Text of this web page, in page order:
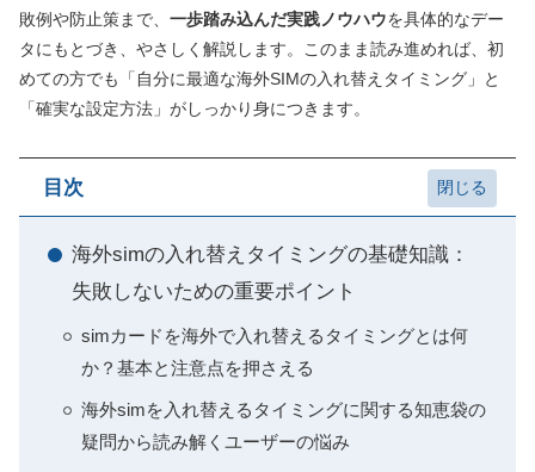
敗例や防止策まで、 一歩踏み込んだ実践ノウハウを具体的なデー
タにもとづき、やさしく解説します。このまま読み進めれば、初
めての方でも「自分に最適な海外SIMの入れ替えタイミング」と
「確実な設定方法」がしっかり身につきます。
目次
海外simの入れ替えタイミングの基礎知識：
失敗しないための重要ポイント
simカードを海外で入れ替えるタイミングとは何
か？基本と注意点を押さえる
海外simを入れ替えるタイミングに関する知恵袋の
疑問から読み解くユーザーの悩み